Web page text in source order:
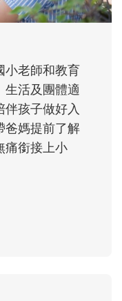
子每個重要的